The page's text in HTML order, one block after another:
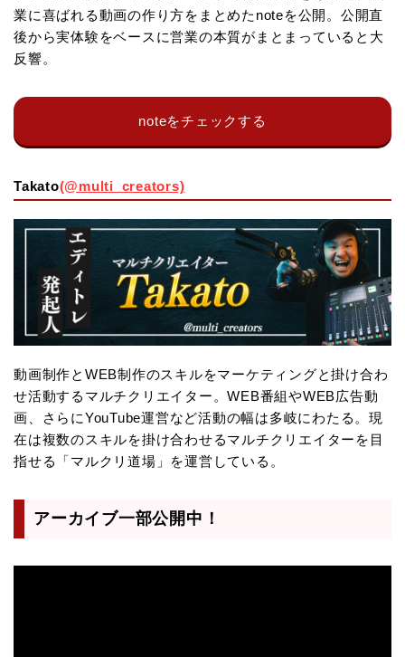
業に喜ばれる動画の作り方をまとめたnoteを公開。公開直
後から実体験をベースに営業の本質がまとまっていると大
反響。
noteをチェックする
Takato(@multi_creators)
動画制作とWEB制作のスキルをマーケティングと掛け合わ
せ活動するマルチクリエイター。WEB番組やWEB広告動
画、さらにYouTube運営など活動の幅は多岐にわたる。現
在は複数のスキルを掛け合わせるマルチクリエイターを目
指せる「マルクリ道場」を運営している。
アーカイブ一部公開中！